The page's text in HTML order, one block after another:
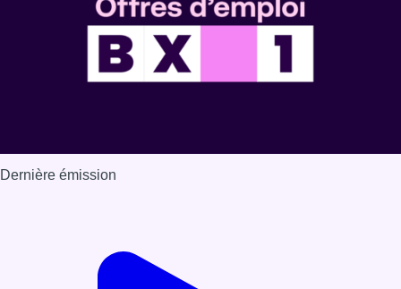
Dernière émission